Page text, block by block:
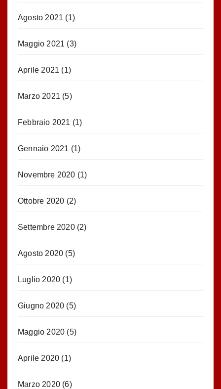
Agosto 2021 (1)
Maggio 2021 (3)
Aprile 2021 (1)
Marzo 2021 (5)
Febbraio 2021 (1)
Gennaio 2021 (1)
Novembre 2020 (1)
Ottobre 2020 (2)
Settembre 2020(2)
Agosto 2020 (5)
Luglio 2020 (1)
Giugno 2020 (5)
Maggio 2020 (5)
Aprile 2020 (1)
Marzo 2020 (6)